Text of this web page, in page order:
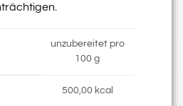
unzubereitet pro
100 g
500,00 kcal